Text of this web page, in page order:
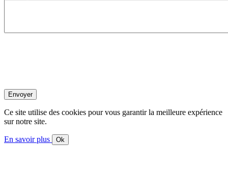
Ce site utilise des cookies pour vous garantir la meilleure expérience
sur notre site.
En savoir plus Ok